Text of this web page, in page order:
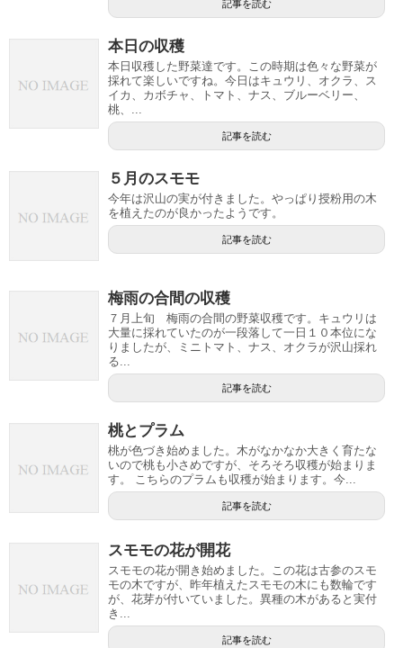
記事を読む
本日の収穫
本日収穫した野菜達です。この時期は色々な野菜が
採れて楽しいですね。今日はキュウリ、オクラ、ス
イカ、カボチャ、トマト、ナス、ブルーベリー、
桃、...
記事を読む
５月のスモモ
今年は沢山の実が付きました。やっぱり授粉用の木
を植えたのが良かったようです。
記事を読む
梅雨の合間の収穫
７月上旬 梅雨の合間の野菜収穫です。キュウリは
大量に採れていたのが一段落して一日１０本位にな
りましたが、ミニトマト、ナス、オクラが沢山採れ
る...
記事を読む
桃とプラム
桃が色づき始めました。木がなかなか大きく育たな
いので桃も小さめですが、そろそろ収穫が始まりま
す。 こちらのプラムも収穫が始まります。今...
記事を読む
スモモの花が開花
スモモの花が開き始めました。この花は古参のスモ
モの木ですが、昨年植えたスモモの木にも数輪です
が、花芽が付いていました。異種の木があると実付
き...
記事を読む